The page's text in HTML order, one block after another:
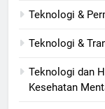
Teknologi &
Teknologi &
Teknologi dan
Kesehatan